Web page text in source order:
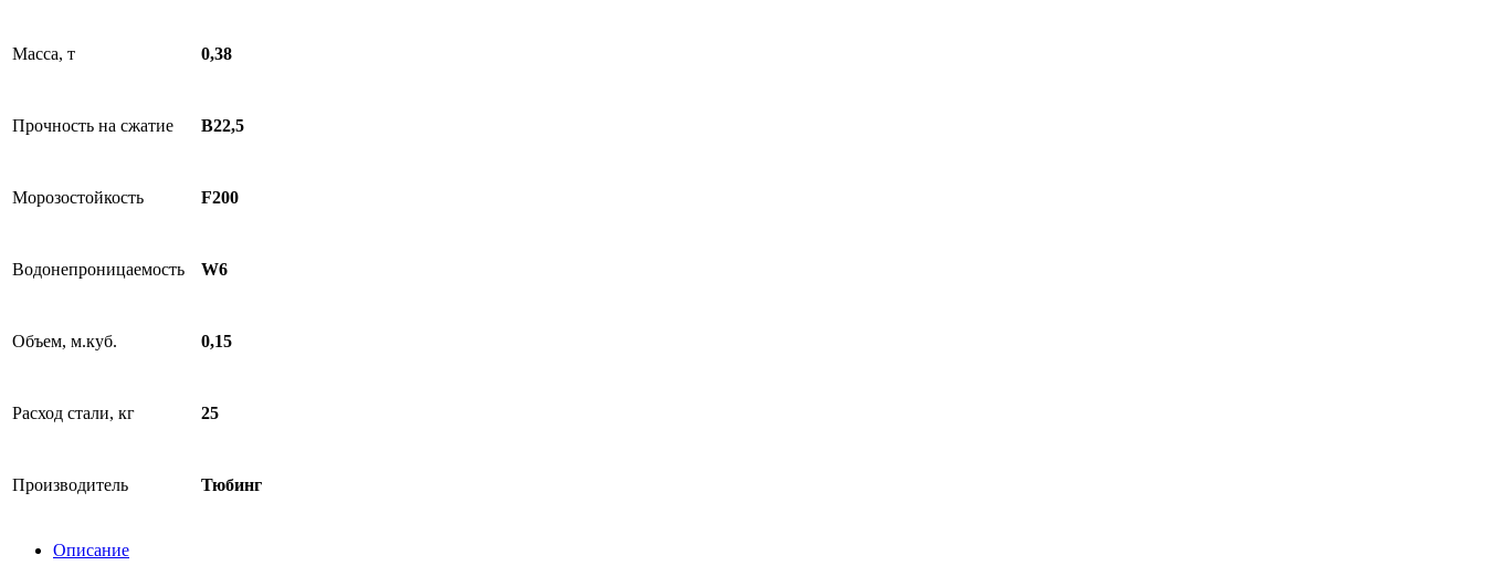
Масса, т 0,38
Прочность на сжатие В22,5
Морозостойкость F200
Водонепроницаемость W6
Объем, м.куб. 0,15
Расход стали, кг 25
Производитель Тюбинг
Описание